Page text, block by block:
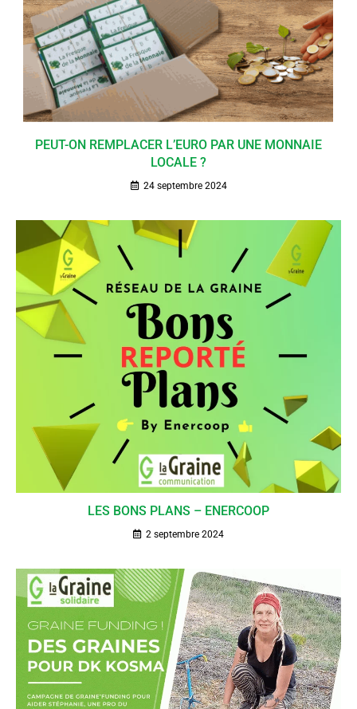
PEUT-ON REMPLACER L’EURO PAR UNE MONNAIE
LOCALE ?
24 septembre 2024
LES BONS PLANS – ENERCOOP
2 septembre 2024